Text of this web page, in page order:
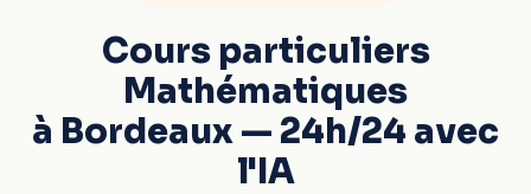
Cours particuliers
Mathématiques
à Bordeaux — 24h/24 avec
l'IA